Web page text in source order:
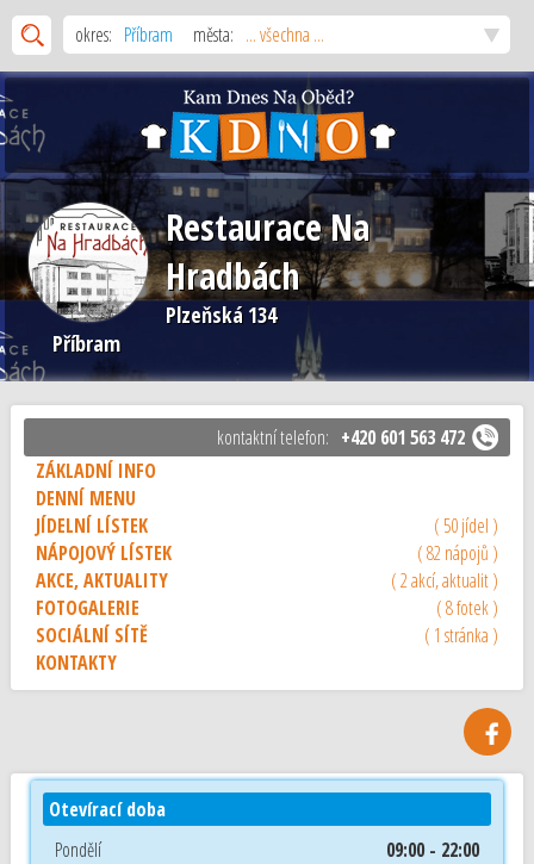
okres: Příbram města: ... všechna ...
Restaurace Na
Hradbách
Plzeňská 134
Příbram
kontaktní telefon: +420 601 563 472
ZÁKLADNÍ INFO
DENNÍ MENU
JÍDELNÍ LÍSTEK
( 50 jídel )
NÁPOJOVÝ LÍSTEK
( 82 nápojů )
AKCE, AKTUALITY
( 2 akcí, aktualit )
FOTOGALERIE
( 8 fotek )
SOCIÁLNÍ SÍTĚ
( 1 stránka )
KONTAKTY
Otevírací doba
Pondělí
09:00 - 22:00